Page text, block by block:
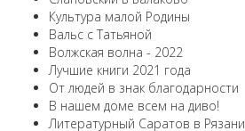
Культура малой Родины
Вальс с Татьяной
Волжская волна - 2022
Лучшие книги 2021 года
От людей в знак благодарности
В нашем доме всем на диво!
Литературный Саратов в Рязани